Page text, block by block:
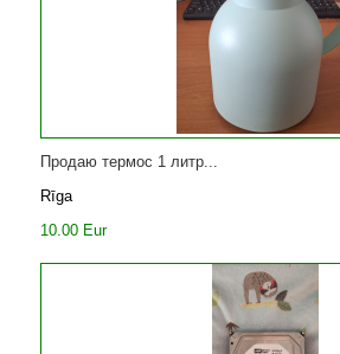
Продаю термос 1 литр...
Rīga
10.00 Eur